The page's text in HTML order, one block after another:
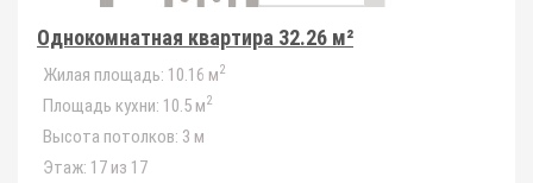
Однокомнатная квартира 32.26 м²
Жилая площадь: 10.16 м2
Площадь кухни: 10.5 м2
Высота потолков: 3 м
Этаж: 17 из 17